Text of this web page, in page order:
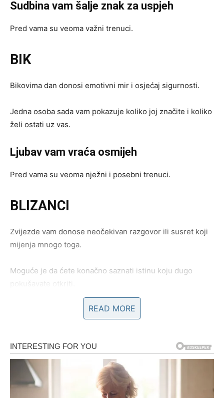
Sudbina vam šalje znak za uspjeh
Pred vama su veoma važni trenuci.
BIK
Bikovima dan donosi emotivni mir i osjećaj sigurnosti.
Jedna osoba sada vam pokazuje koliko joj značite i koliko
želi ostati uz vas.
Ljubav vam vraća osmijeh
Pred vama su veoma nježni i posebni trenuci.
BLIZANCI
Zvijezde vam donose neočekivan razgovor ili susret koji
mijenja mnogo toga.
Moguće je da ćete konačno saznati istinu koju dugo
pokušavate otkriti.
Ništa više neće biti isto
RAK
Rakovi su među najvećim miljenicima ovog dana.
READ MORE